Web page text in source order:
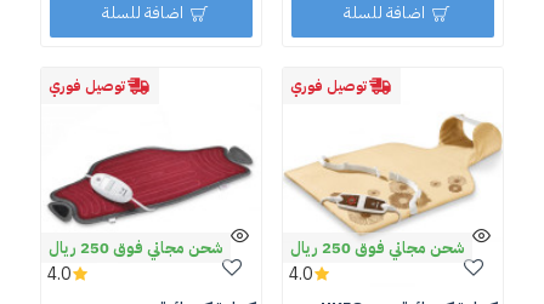
اضافة للسلة اضافة للسلة
توصيل فوري
شحن مجاني فوق 250 ريال
4.0
توصيل فوري
شحن مجاني فوق 250 ريال
4.0